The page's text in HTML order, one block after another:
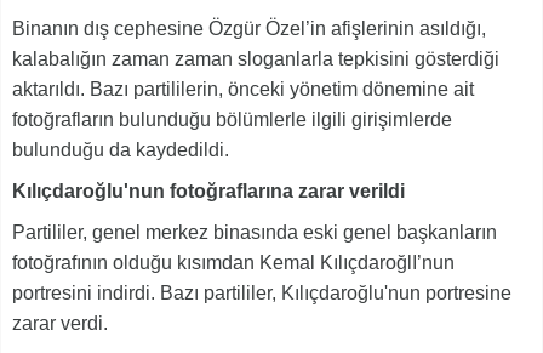
Binanın dış cephesine Özgür Özel’in afişlerinin asıldığı,
kalabalığın zaman zaman sloganlarla tepkisini gösterdiği
aktarıldı. Bazı partililerin, önceki yönetim dönemine ait
fotoğrafların bulunduğu bölümlerle ilgili girişimlerde
bulunduğu da kaydedildi.
Kılıçdaroğlu'nun fotoğraflarına zarar verildi
Partililer, genel merkez binasında eski genel başkanların
fotoğrafının olduğu kısımdan Kemal KılıçdaroğlI’nun
portresini indirdi. Bazı partililer, Kılıçdaroğlu'nun portresine
zarar verdi.